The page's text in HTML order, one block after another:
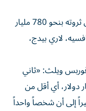
وقبل طرح الأسهم، قدرت ‌مجلة فوربس ثروته بنحو 780 مليار
لاري بيدج،
ويلث: «ثاني
ثروته من 300 مليار دولار، أي أقل من
إلى أن شخصاً واحداً